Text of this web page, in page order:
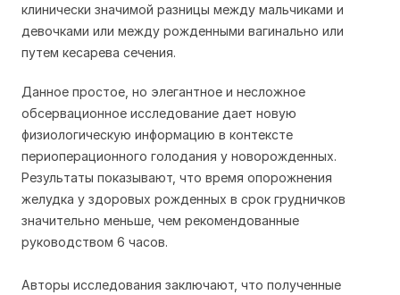
клинически значимой разницы между мальчиками и
девочками или между рожденными вагинально или
путем кесарева сечения.
Данное простое, но элегантное и несложное
обсервационное исследование дает новую
физиологическую информацию в контексте
периоперационного голодания у новорожденных.
Результаты показывают, что время опорожнения
желудка у здоровых рожденных в срок грудничков
значительно меньше, чем рекомендованные
руководством 6 часов.
Авторы исследования заключают, что полученные